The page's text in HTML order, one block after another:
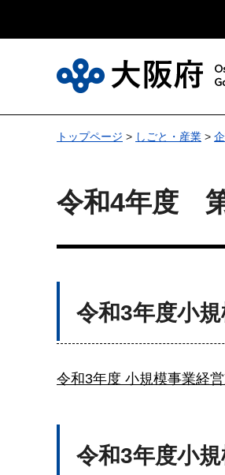
トップページ > しごと・産業 >
令和4年度
令和3年度小
令和3年度 小規模事業経
令和3年度小